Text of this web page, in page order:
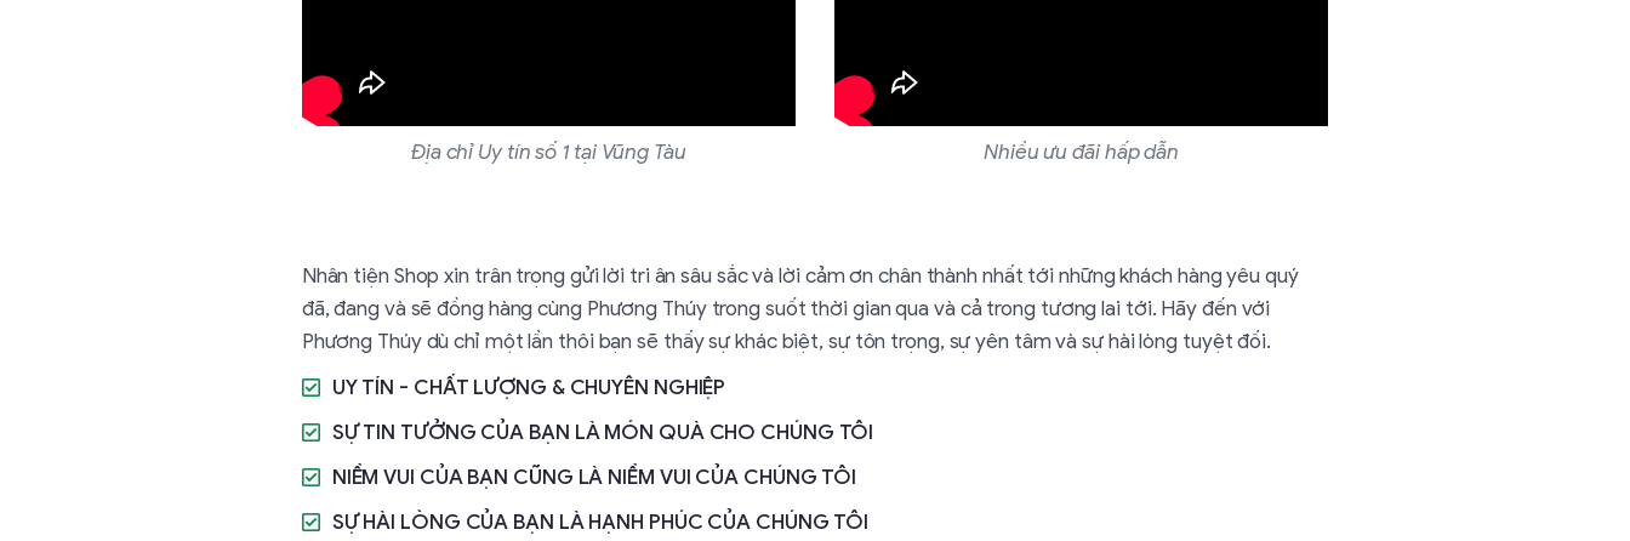
Địa chỉ Uy tín số 1 tại Vũng Tàu Nhiều ưu đãi hấp dẫn
Nhân tiện Shop xin trân trọng gửi lời tri ân sâu sắc và lời cảm ơn chân thành nhất tới những khách hàng yêu quý
đã, đang và sẽ đồng hàng cùng Phương Thúy trong suốt thời gian qua và cả trong tương lai tới. Hãy đến với
Phương Thúy dù chỉ một lần thôi bạn sẽ thấy sự khác biệt, sự tôn trọng, sự yên tâm và sự hài lòng tuyệt đối.
UY TÍN - CHẤT LƯỢNG & CHUYÊN NGHIỆP
SỰ TIN TƯỞNG CỦA BẠN LÀ MÓN QUÀ CHO CHÚNG TÔI
NIỀM VUI CỦA BẠN CŨNG LÀ NIỀM VUI CỦA CHÚNG TÔI
SỰ HÀI LÒNG CỦA BẠN LÀ HẠNH PHÚC CỦA CHÚNG TÔI